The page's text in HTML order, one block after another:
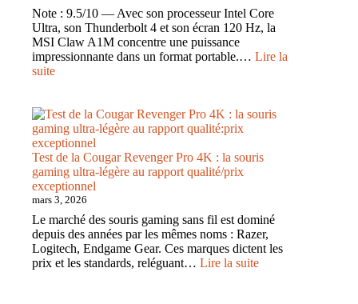
QD-
OLED
4K
240
Note : 9.5/10 — Avec son processeur Intel Core
Ultra, son Thunderbolt 4 et son écran 120 Hz, la
MSI Claw A1M concentre une puissance
impressionnante dans un format portable.… Lire la
suite:
la
MSI
Claw
A1M
:
la
puissance
d’un
PC
gaming
au
creux
Test de la Cougar Revenger Pro 4K : la souris
gaming ultra-légère au rapport qualité/prix
exceptionnel
mars 3, 2026
Le marché des souris gaming sans fil est dominé
depuis des années par les mêmes noms : Razer,
Logitech, Endgame Gear. Ces marques dictent les
prix et les standards, reléguant… Lire la suite: